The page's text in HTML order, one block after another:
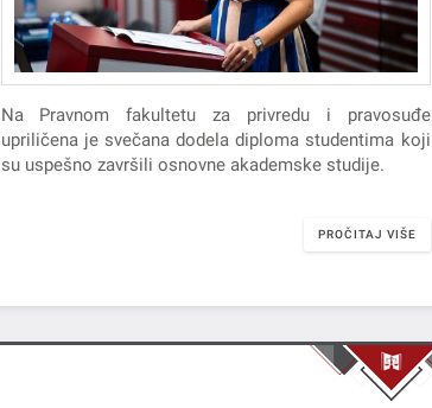
Na Pravnom fakultetu za privredu i pravosuđe
upriličena je svečana dodela diploma studentima koji
su uspešno završili osnovne akademske studije.
PROČITAJ VIŠE